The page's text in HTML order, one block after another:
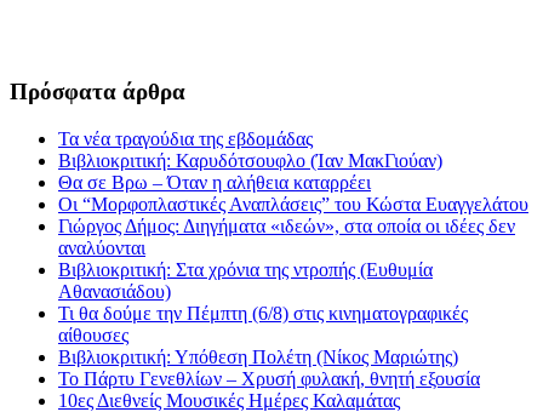
Πρόσφατα άρθρα
Τα νέα τραγούδια της εβδομάδας
Βιβλιοκριτική: Καρυδότσουφλο (Ίαν ΜακΓιούαν)
Θα σε Βρω – Όταν η αλήθεια καταρρέει
Οι “Μορφοπλαστικές Αναπλάσεις” του Κώστα Ευαγγελάτου
Γιώργος Δήμος: Διηγήματα «ιδεών», στα οποία οι ιδέες δεν
αναλύονται
Βιβλιοκριτική: Στα χρόνια της ντροπής (Ευθυμία
Αθανασιάδου)
Τι θα δούμε την Πέμπτη (6/8) στις κινηματογραφικές
αίθουσες
Βιβλιοκριτική: Υπόθεση Πολέτη (Νίκος Μαριώτης)
Το Πάρτυ Γενεθλίων – Χρυσή φυλακή, θνητή εξουσία
10ες Διεθνείς Μουσικές Ημέρες Καλαμάτας